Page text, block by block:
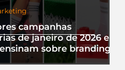
campanhas
de janeiro de 2026 e o
sobre branding